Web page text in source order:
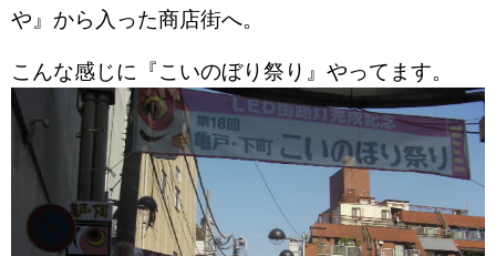
や』から入った商店街へ。
こんな感じに『こいのぼり祭り』やってます。